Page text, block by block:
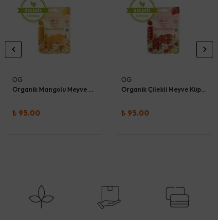
OG
Organik Mangolu Meyve Küpleri 30 Gr - Og
₺ 95.00
OG
Organik Çilekli Meyve Küpleri 30 Gr - Og
₺ 95.00